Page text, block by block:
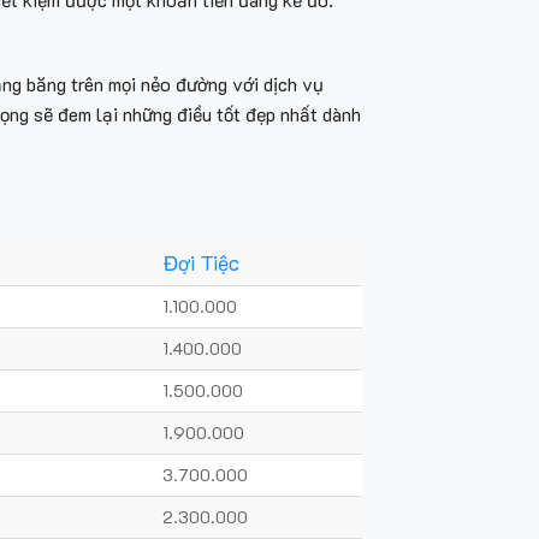
băng trên mọi nẻo đường với dịch vụ
sẽ đem lại những điều tốt đẹp nhất dành
Đợi Tiệc
1.100.000
1.400.000
1.500.000
1.900.000
3.700.000
2.300.000